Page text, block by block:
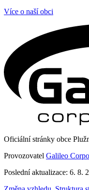
Více o naší obci
Oficiální stránky obce
Provozovatel Galileo
Poslední aktualizace: 6. 8.